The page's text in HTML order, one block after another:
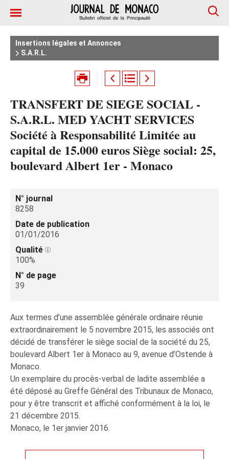
Insertions légales et Annonces
S.A.R.L.
TRANSFERT DE SIEGE SOCIAL -
S.A.R.L. MED YACHT SERVICES
Société à Responsabilité Limitée au
capital de 15.000 euros Siège social: 25,
boulevard Albert 1er - Monaco
N° journal
8258
Date de publication
01/01/2016
Qualité
100%
N° de page
39
Aux termes d’une assemblée générale ordinaire réunie
extraordinairement le 5 novembre 2015, les associés ont
décidé de transférer le siège social de la société du 25,
boulevard Albert 1er à Monaco au 9, avenue d’Ostende à
Monaco.
Un exemplaire du procès-verbal de ladite assemblée a
été déposé au Greffe Général des Tribunaux de Monaco,
pour y être transcrit et affiché conformément à la loi, le
21 décembre 2015.
Monaco, le 1er janvier 2016.